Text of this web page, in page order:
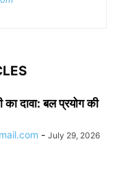
का दावा: बल प्रयोग की
- July 29, 2026